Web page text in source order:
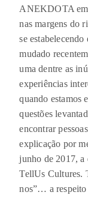
ANEKDOTA em
nas margens do
se
mudado
uma dentre as
experiências
quando estamos
questões
encontrar
explicação por
junho de 2017, a
TellUs Cultures.
nos”… a respeito